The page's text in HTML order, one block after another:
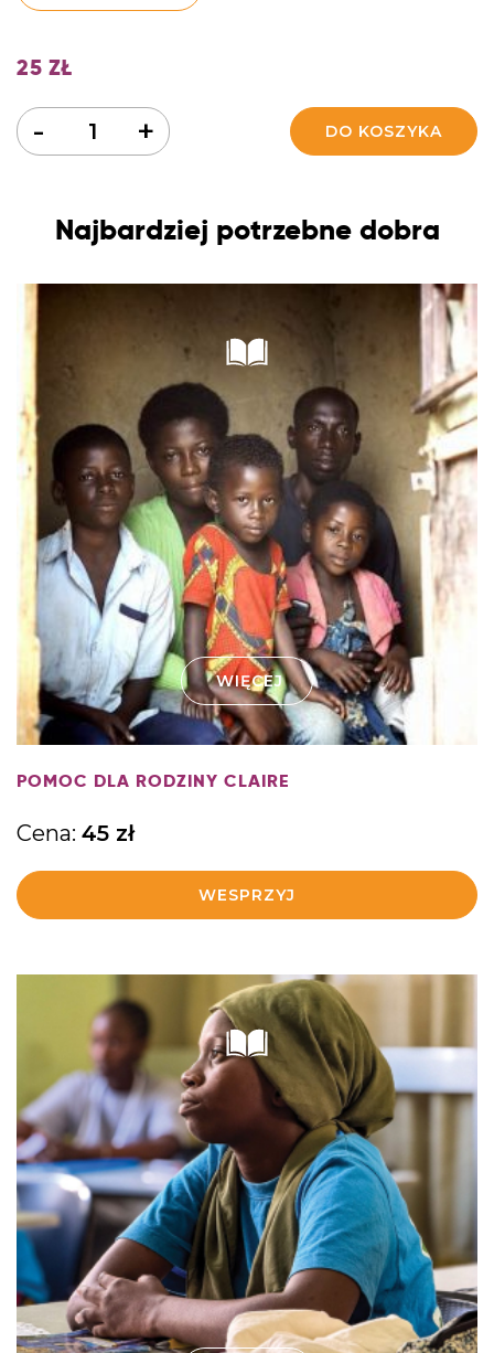
25 ZŁ
Ilość +
- DO KOSZYKA
Najbardziej potrzebne dobra
WIĘCEJ
POMOC DLA RODZINY CLAIRE
Cena: 45 zł
WESPRZYJ